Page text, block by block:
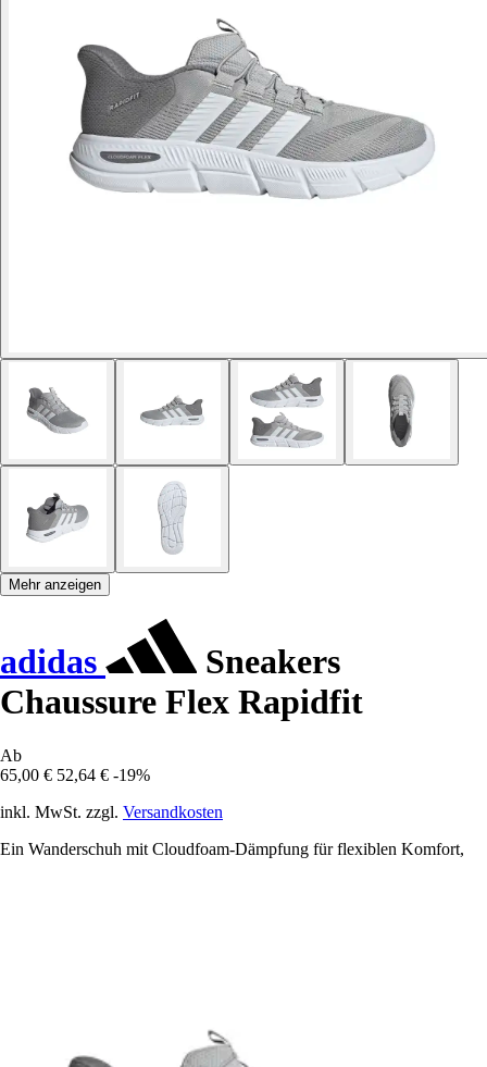
Mehr anzeigen
adidas
Sneakers
Chaussure Flex Rapidfit
Ab
65,00 € 52,64 € -19%
inkl. MwSt. zzgl. Versandkosten
Ein Wanderschuh mit Cloudfoam-Dämpfung für flexiblen Komfort,